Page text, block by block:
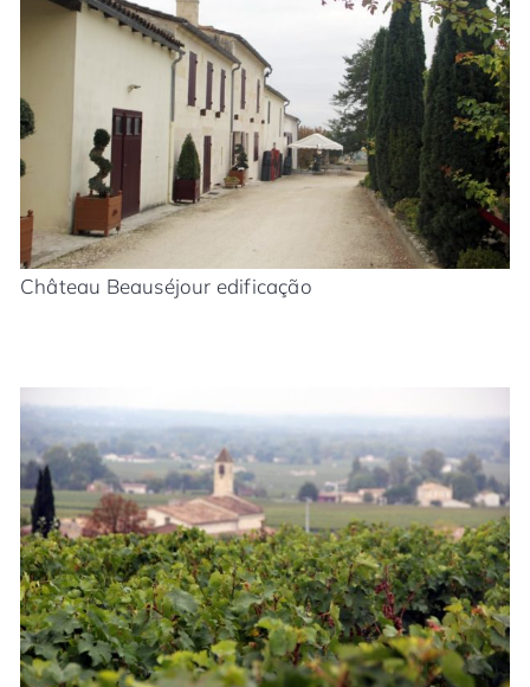
Château Beauséjour edificação